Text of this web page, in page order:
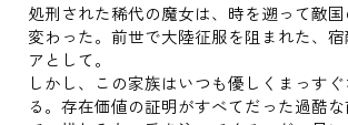
処刑された稀代の魔女は、時を遡って敵
変わった。前世で大陸征服を阻まれた、
アとして。
しかし、この家族はいつも優しくまっす
る。存在価値の証明がすべてだった過酷